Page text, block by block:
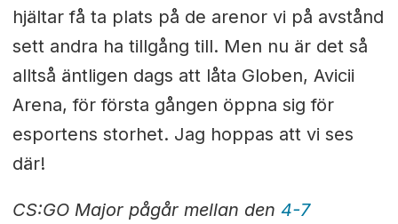
hjältar få ta plats på de arenor vi på avstånd
sett andra ha tillgång till. Men nu är det så
alltså äntligen dags att låta Globen, Avicii
Arena, för första gången öppna sig för
esportens storhet. Jag hoppas att vi ses
där!
CS:GO Major pågår mellan den 4-7